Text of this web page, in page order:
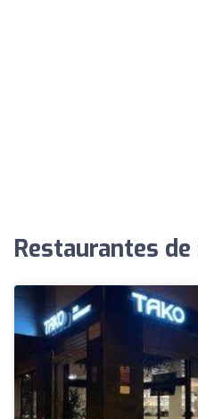
Restaurantes de